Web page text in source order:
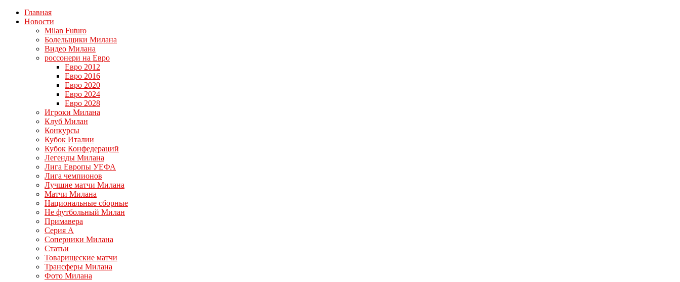
Главная
Новости
Milan Futuro
Болельщики Милана
Видео Милана
россонери на Евро
Евро 2012
Евро 2016
Евро 2020
Евро 2024
Евро 2028
Игроки Милана
Клуб Милан
Конкурсы
Кубок Италии
Кубок Конфедераций
Легенды Милана
Лига Европы УЕФА
Лига чемпионов
Лучшие матчи Милана
Матчи Милана
Национальные сборные
Не футбольный Милан
Примавера
Серия А
Соперники Милана
Статьи
Товарищеские матчи
Трансферы Милана
Фото Милана